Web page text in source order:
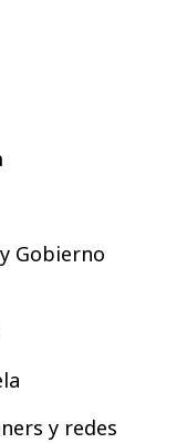
Gobierno
y redes